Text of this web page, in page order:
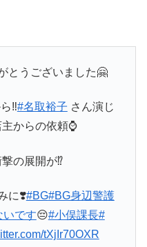
とうございました🤗
‼️#名取裕子 さん演じ
からの依頼⌚
の展開が⁉️
に❣️#BG#BG身辺警護
いです😔#小俣課長#
tXjIr70OXR